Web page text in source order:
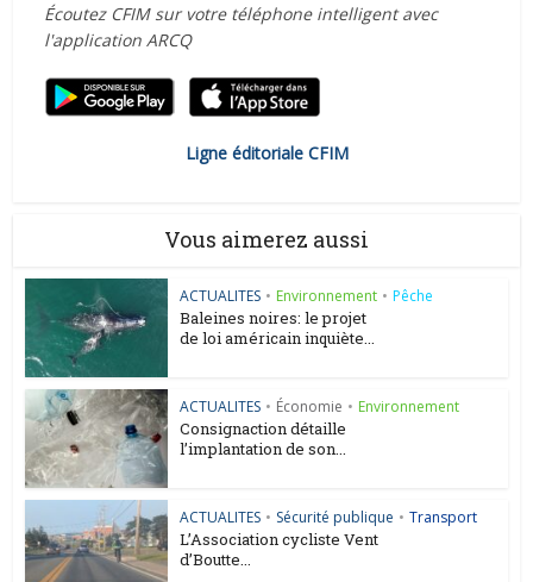
Écoutez CFIM sur votre téléphone intelligent avec
l'application ARCQ
Ligne éditoriale CFIM
Vous aimerez aussi
ACTUALITES • Environnement • Pêche
Baleines noires: le projet
de loi américain inquiète...
ACTUALITES • Économie • Environnement
Consignaction détaille
l’implantation de son...
ACTUALITES • Sécurité publique • Transport
L’Association cycliste Vent
d’Boutte...